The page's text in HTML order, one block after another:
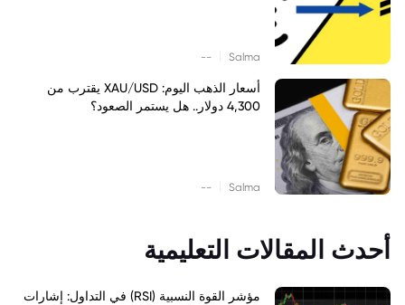
Salma
--
أسعار الذهب اليوم: XAU/USD يقترب من
4,300 دولار.. هل يستمر الصعود؟
Salma
--
أحدث المقالات التعليمية
مؤشر القوة النسبية (RSI) في التداول: إشارات